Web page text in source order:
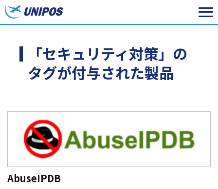
「セキュリティ対策」の
タグが付与された製品
AbuseIPDB